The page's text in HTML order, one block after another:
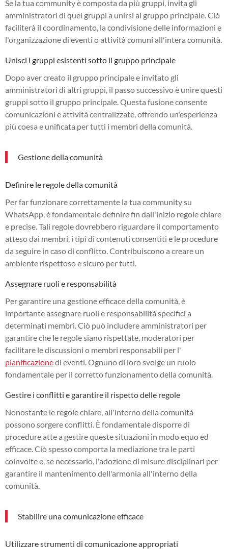
Se la tua community è composta da più gruppi, invita gli
amministratori di quei gruppi a unirsi al gruppo principale. Ciò
faciliterà il coordinamento, la condivisione delle informazioni e
l'organizzazione di eventi o attività comuni all'intera comunità.
Unisci i gruppi esistenti sotto il gruppo principale
Dopo aver creato il gruppo principale e invitato gli
amministratori di altri gruppi, il passo successivo è unire questi
gruppi sotto il gruppo principale. Questa fusione consente
comunicazioni e attività centralizzate, offrendo un'esperienza
più coesa e unificata per tutti i membri della comunità.
Gestione della comunità
Definire le regole della comunità
Per far funzionare correttamente la tua community su
WhatsApp, è fondamentale definire fin dall'inizio regole chiare
e precise. Tali regole dovrebbero riguardare il comportamento
atteso dai membri, i tipi di contenuti consentiti e le procedure
da seguire in caso di conflitto. Contribuiscono a creare un
ambiente rispettoso e sicuro per tutti.
Assegnare ruoli e responsabilità
Per garantire una gestione efficace della comunità, è
importante assegnare ruoli e responsabilità specifici a
determinati membri. Ciò può includere amministratori per
garantire che le regole siano rispettate, moderatori per
facilitare le discussioni o membri responsabili per l'
pianificazionedi eventi. Ognuno di loro svolge un ruolo
fondamentale per il corretto funzionamento della comunità.
Gestire i conflitti e garantire il rispetto delle regole
Nonostante le regole chiare, all'interno della comunità
possono sorgere conflitti. È fondamentale disporre di
procedure atte a gestire queste situazioni in modo equo ed
efficace. Ciò spesso comporta la mediazione tra le parti
coinvolte e, se necessario, l'adozione di misure disciplinari per
garantire il mantenimento dell'armonia all'interno della
comunità.
Stabilire una comunicazione efficace
Utilizzare strumenti di comunicazione appropriati